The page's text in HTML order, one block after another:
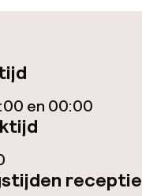
en 00:00
receptie